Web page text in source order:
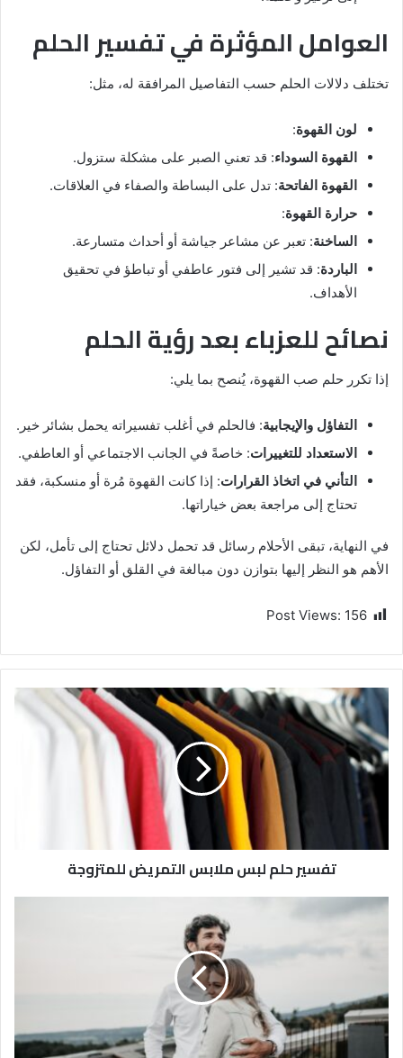
العوامل المؤثرة في تفسير الحلم
تختلف دلالات الحلم حسب التفاصيل المرافقة له، مثل:
لون القهوة:
القهوة السوداء: قد تعني الصبر على مشكلة ستزول.
القهوة الفاتحة: تدل على البساطة والصفاء في العلاقات.
حرارة القهوة:
الساخنة: تعبر عن مشاعر جياشة أو أحداث متسارعة.
الباردة: قد تشير إلى فتور عاطفي أو تباطؤ في تحقيق
الأهداف.
نصائح للعزباء بعد رؤية الحلم
إذا تكرر حلم صب القهوة، يُنصح بما يلي:
التفاؤل والإيجابية: فالحلم في أغلب تفسيراته يحمل بشائر خير.
الاستعداد للتغييرات: خاصةً في الجانب الاجتماعي أو العاطفي.
التأني في اتخاذ القرارات: إذا كانت القهوة مُرة أو منسكبة، فقد
تحتاج إلى مراجعة بعض خياراتها.
في النهاية، تبقى الأحلام رسائل قد تحمل دلائل تحتاج إلى تأمل، لكن
الأهم هو النظر إليها بتوازن دون مبالغة في القلق أو التفاؤل.
Post Views: 156
تفسير حلم لبس ملابس التمريض للمتزوجة